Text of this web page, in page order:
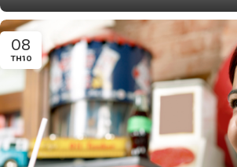
08
TH10